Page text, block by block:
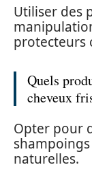
Utiliser des
protecteurs
Quels
cheveux
Opter pour
naturelles.